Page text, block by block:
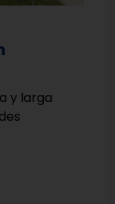
y larga